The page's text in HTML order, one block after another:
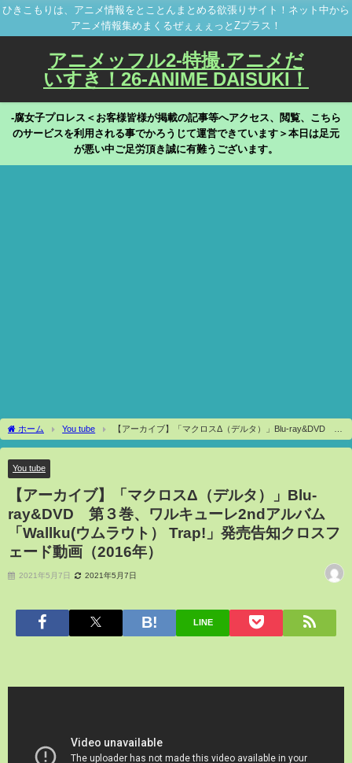
ひきこもりは、アニメ情報をとことんまとめる欲張りサイト！ネット中から
アニメ情報集めまくるぜぇぇぇっとZプラス！
アニメッフル2-特撮.アニメだ
いすき！26-ANIME DAISUKI！
-腐女子プロレス＜お客様皆様が掲載の記事等へアクセス、閲覧、こちら
のサービスを利用される事でかろうじて運営できています＞本日は足元
が悪い中ご足労頂き誠に有難うございます。
ホーム You tube
【アーカイブ】「マクロスΔ（デルタ）」Blu-ray&DVD 第
３巻、ワルキューレ2ndアルバム「Wallku(ウムラウト） Trap!」発売告知クロスフェー
You tube
【アーカイブ】「マクロスΔ（デルタ）」Blu-
ray&DVD 第３巻、ワルキューレ2ndアルバム
「Wallku(ウムラウト） Trap!」発売告知クロスフ
ェード動画（2016年）
2021年5月7日 2021年5月7日
LINE